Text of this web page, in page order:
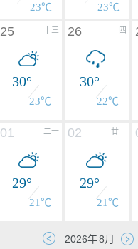
23℃ 23℃
十三
25
30°
23℃
十四
26
30°
22℃
二十
01
29°
21℃
廿一
02
29°
21℃